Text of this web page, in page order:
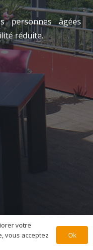
personnes âgées
réduite.
droits conservés.
votre
vous acceptez
Ok